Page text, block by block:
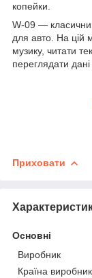
копейки.
W-09 —
для авто. На цій
музику, читати
переглядати дані
Приховати
Основні
Виробник
Країна виробник